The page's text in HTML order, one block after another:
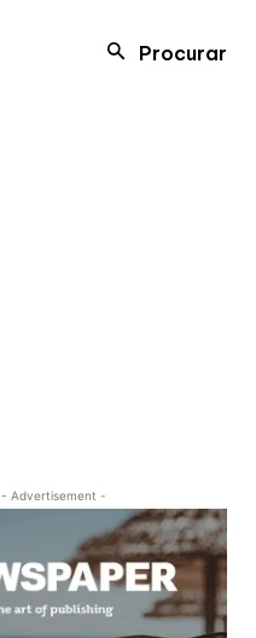
Procurar
- Advertisement -